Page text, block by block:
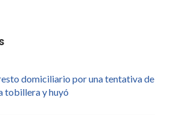
domiciliario por una tentativa de
tobillera y huyó